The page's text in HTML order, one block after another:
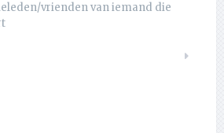
vrienden van iemand die